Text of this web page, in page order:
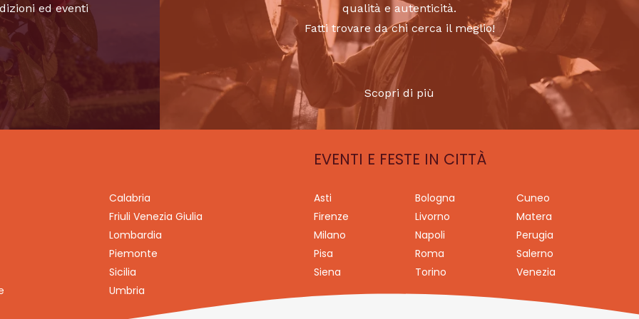
ed eventi
qualità e autenticità.
Fatti trovare da chi cerca il meglio!
Scopri di più
Calabria
Friuli Venezia Giulia
Lombardia
Piemonte
Sicilia
Umbria
EVENTI E FESTE IN CITTÀ
Asti Bologna
Cuneo
Firenze
Livorno
Matera
Milano
Napoli
Perugia
Pisa
Roma
Salerno
Siena
Torino Venezia